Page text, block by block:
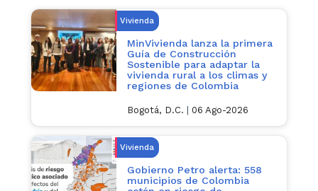
Vivienda
MinVivienda lanza la primera
Guía de Construcción
Sostenible para adaptar la
vivienda rural a los climas y
regiones de Colombia
Bogotá, D.C. 06 Ago-2026
Vivienda
Gobierno Petro alerta: 558
municipios de Colombia